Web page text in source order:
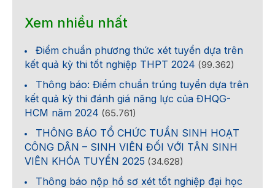
Xem nhiều nhất
Điểm chuẩn phương thức xét tuyển dựa trên
kết quả kỳ thi tốt nghiệp THPT 2024 (99.362)
Thông báo: Điểm chuẩn trúng tuyển dựa trên
kết quả kỳ thi đánh giá năng lực của ĐHQG-
HCM năm 2024 (65.761)
THÔNG BÁO TỔ CHỨC TUẦN SINH HOẠT
CÔNG DÂN – SINH VIÊN ĐỐI VỚI TÂN SINH
VIÊN KHÓA TUYỂN 2025 (34.628)
Thông báo nộp hồ sơ xét tốt nghiệp đại học